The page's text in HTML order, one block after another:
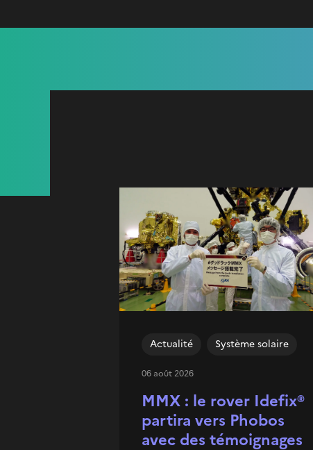
MMX : le rover Idefix®
partira vers Phobos
avec des témoignages
Actualité Système solaire
06 août 2026